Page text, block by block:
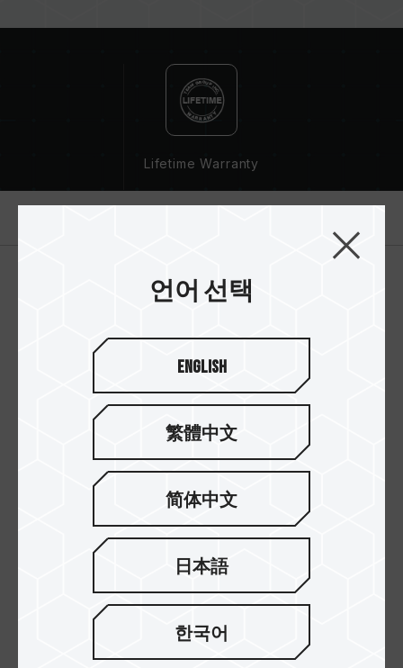
Lifetime Warranty
업계에서 가장 가벼운 극도의 장
인 정신
무광 샌드 블러스팅 및 미러 디자인, 안개가 대비되
는 표면 디자인 사용은 입체감을 향상시켜 매력적인
섬세함과 특별한 느낌을 더합니다. 깔끔하고 단정한
스포츠카 숄더 라인은 전체적인 외관을 더욱 텐션있
언어 선택
English
繁體中文
简体中文
日本語
한국어